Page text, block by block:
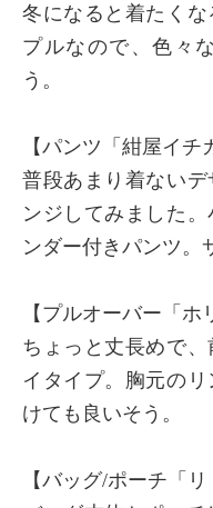
冬になると着たく
プルなので、色々
う。
【パンツ「紺屋イチ
普段あまり着ない
ンジしてみました
ンダー付きパンツ。
【プルオーバー「ホ
ちょっと丈長めで
イタイプ。胸元の
けても良いそう。
【バッグ/ポーチ「